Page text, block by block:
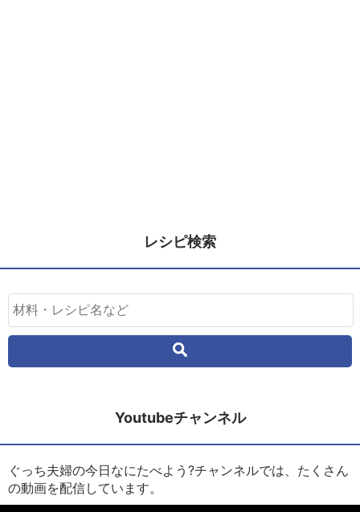
レシピ検索
Youtubeチャンネル
ぐっち夫婦の今日なにたべよう?チャンネルでは、たくさん
の動画を配信しています。